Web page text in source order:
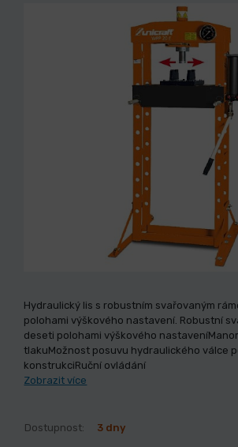
Hydraulický lis s robustním svařovaným
polohami výškového nastavení. Robustní
deseti polohami výškového
tlakuMožnost posuvu hydraulického válce
konstrukciRuční ovládání
Zobrazit více
Dostupnost: 3 dny